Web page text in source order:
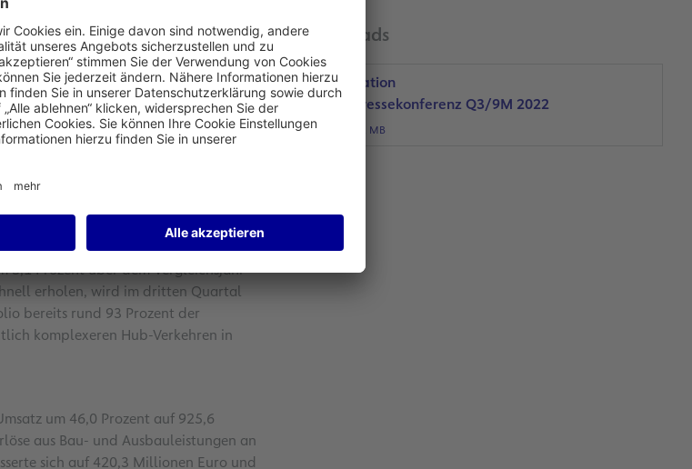
extrem schnelle Hochlauf hat die
Herausforderungen gestellt.
getragener Maßnahmen haben wir
stabilen und geordneten Betrieb am
wollen wir für eine gute Reise
auf. Allein in diesem Jahr haben wir
die gesamtwirtschaftliche Lage sowie
Corona-Schutzmaßnahmen in
stark an. Hier stachen besonders
3,1 Prozent über dem Vergleichsjahr
erholen, wird im dritten Quartal
bereits rund 93 Prozent der
komplexeren Hub-Verkehren in
um 46,0 Prozent auf 925,6
aus Bau- und Ausbauleistungen an
sich auf 420,3 Millionen Euro und
Downloads
Präsentation
Bilanzpressekonferenz Q3/9M 2022
PDF, 2 MB